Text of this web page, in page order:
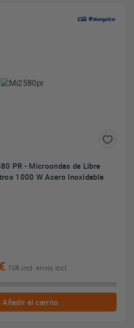
PR - Microondas de Libre
1000 W Acero Inoxidable
IVA incl. envío incl.
Añadir al carrito